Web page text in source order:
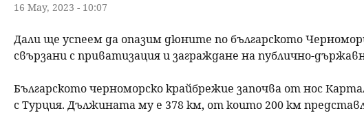
16 May, 2023 - 10:07
Дали ще успеем да опазим дюните по българското
свързани с приватизация и заграждане на публично-
Българското черноморско крайбрежие започва от нос
с Турция. Дължината му е 378 км, от които 200 км